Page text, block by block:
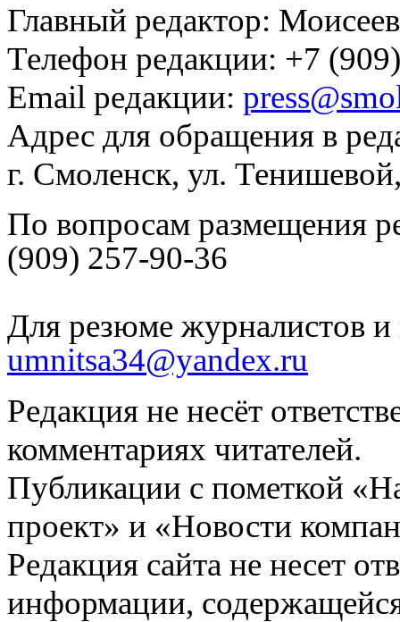
Главный редактор:
Телефон редакции: +7
Email редакции:
Адрес для обращения в
г. Смоленск, ул.
По вопросам размещения
(909) 257-90-36
Для резюме журналистов и
umnitsa34@yandex.ru
Редакция не несёт
комментариях читателей.
Публикации с пометкой
проект» и «Новости
Редакция сайта не несет
информации,